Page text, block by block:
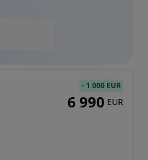
- 1 000 EUR
6 990 EUR